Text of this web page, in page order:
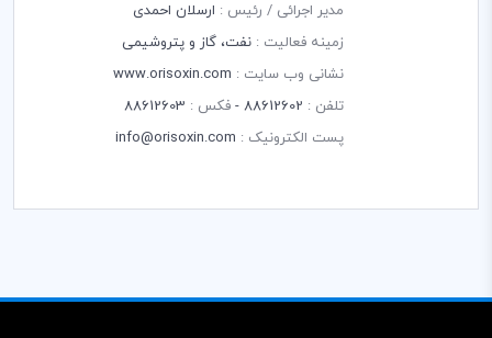
مدیر اجرائی / رئیس : ارسلان احمدی
زمینه فعالیت : نفت، گاز و پتروشیمی
نشانی وب سایت : www.orisoxin.com
تلفن : 88612602 - فکس : 88612603
پست الکترونیک : info@orisoxin.com